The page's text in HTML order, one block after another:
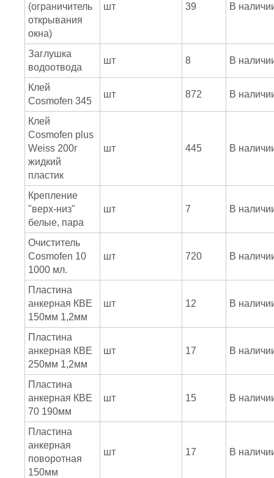
(ограничитель
открывания
окна)
шт 39 В
Заглушка
водоотвода
шт 8 В
Клей
Cosmofen 345
шт 872 В
Клей
Cosmofen plus
Weiss 200г
жидкий
пластик
шт 445 В
Крепление
"верх-низ"
белые, пара
шт 7 В
Очиститель
Cosmofen 10
1000 мл.
шт 720 В
Пластина
анкерная КВЕ
150мм 1,2мм
шт 12 В
Пластина
анкерная КВЕ
250мм 1,2мм
шт 17 В
Пластина
анкерная КВЕ
70 190мм
шт 15 В
Пластина
анкерная
поворотная
150мм
шт 17 В